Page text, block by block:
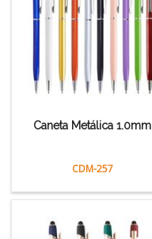
Caneta Metálica 1.0mm
CDM-257